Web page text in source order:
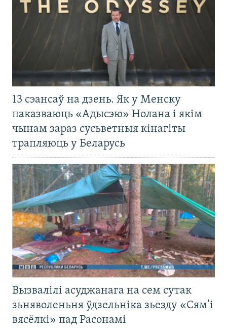
13 сэансаў на дзень. Як у Менску
паказваюць «Адысэю» Нолана і якім
чынам зараз сусьветныя кінагіты
трапляюць у Беларусь
Вызвалілі асуджанага на сем сутак
зьняволеньня ўдзельніка зьезду «Сям’і
вясёлкі» пад Расонамі